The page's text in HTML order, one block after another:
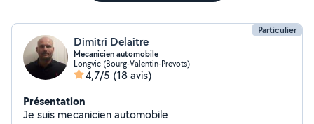
Particulier
Dimitri Delaitre
Mecanicien automobile
Longvic (Bourg-Valentin-Prevots)
4,7/5 (18 avis)
Présentation
Je suis mecanicien automobile